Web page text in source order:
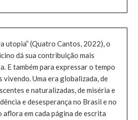
utopia” (Quatro Cantos, 2022), o
dá sua contribuição mais
E também para expressar o tempo
vivendo. Uma era globalizada, de
e naturalizadas, de miséria e
e desesperança no Brasil e no
em cada página de escrita